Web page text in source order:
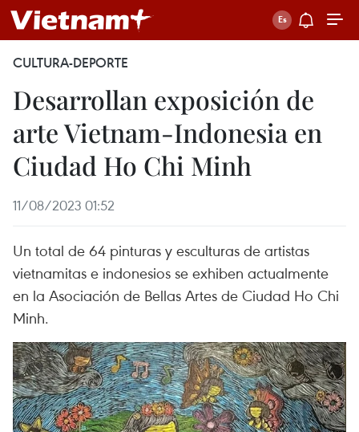
CULTURA-DEPORTE
Desarrollan exposición de
arte Vietnam-Indonesia en
Ciudad Ho Chi Minh
11/08/2023 01:52
Un total de 64 pinturas y esculturas de artistas
vietnamitas e indonesios se exhiben actualmente
en la Asociación de Bellas Artes de Ciudad Ho Chi
Minh.